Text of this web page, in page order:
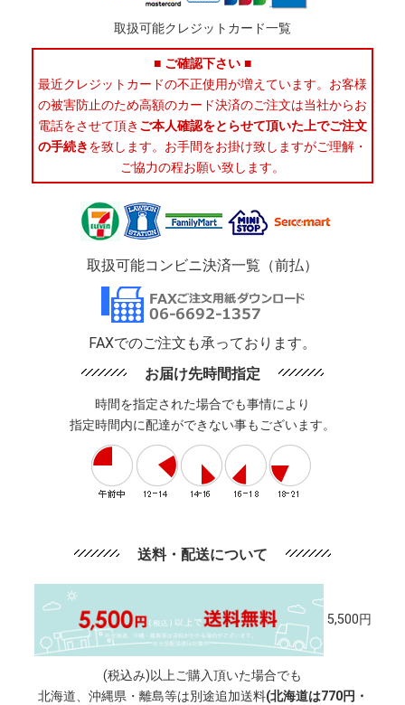
取扱可能クレジットカード一覧
■ ご確認下さい ■
最近クレジットカードの不正使用が増えています。お客様
の被害防止のため高額のカード決済のご注文は当社からお
電話をさせて頂き ご本人確認をとらせて頂いた上でご注文
の手続きを致します。お手間をお掛け致しますがご理解・
ご協力の程お願い致します。
取扱可能コンビニ決済一覧（前払）
FAXでのご注文も承っております。
お届け先時間指定
時間を指定された場合でも事情により
指定時間内に配達ができない事もございます。
送料・配送について
5,500円
(税込み)以上ご購入頂いた場合でも
北海道、沖縄県・離島等は別途追加送料(北海道は770円・